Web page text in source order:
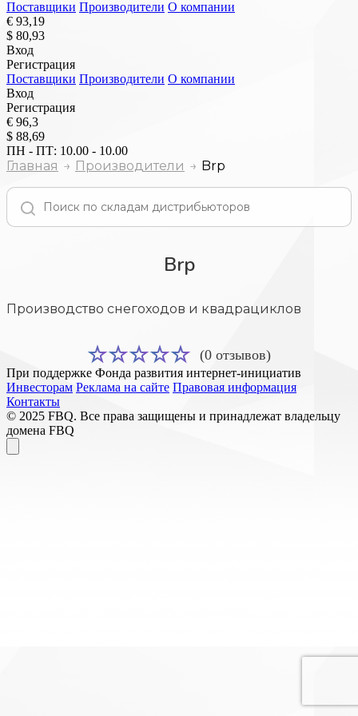
Поставщики Производители О компании
€ 93,19
$ 80,93
Вход
Регистрация
Поставщики Производители О компании
Вход
Регистрация
€ 96,3
$ 88,69
ПН - ПТ: 10.00 - 10.00
Главная Производители Brp
Brp
Производство снегоходов и квадрациклов
(0 отзывов)
При поддержке Фонда развития интернет-инициатив
Инвесторам Реклама на сайте Правовая информация
Контакты
© 2025 FBQ. Все права защищены и принадлежат владельцу
домена FBQ